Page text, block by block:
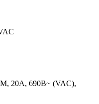
20A, 690B~ (VAC),